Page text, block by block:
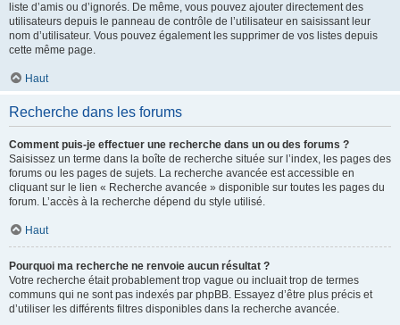
liste d’amis ou d’ignorés. De même, vous pouvez ajouter directement des
utilisateurs depuis le panneau de contrôle de l’utilisateur en saisissant leur
nom d’utilisateur. Vous pouvez également les supprimer de vos listes depuis
cette même page.
Haut
Recherche dans les forums
Comment puis-je effectuer une recherche dans un ou des forums ?
Saisissez un terme dans la boîte de recherche située sur l’index, les pages des
forums ou les pages de sujets. La recherche avancée est accessible en
cliquant sur le lien « Recherche avancée » disponible sur toutes les pages du
forum. L’accès à la recherche dépend du style utilisé.
Haut
Pourquoi ma recherche ne renvoie aucun résultat ?
Votre recherche était probablement trop vague ou incluait trop de termes
communs qui ne sont pas indexés par phpBB. Essayez d’être plus précis et
d’utiliser les différents filtres disponibles dans la recherche avancée.